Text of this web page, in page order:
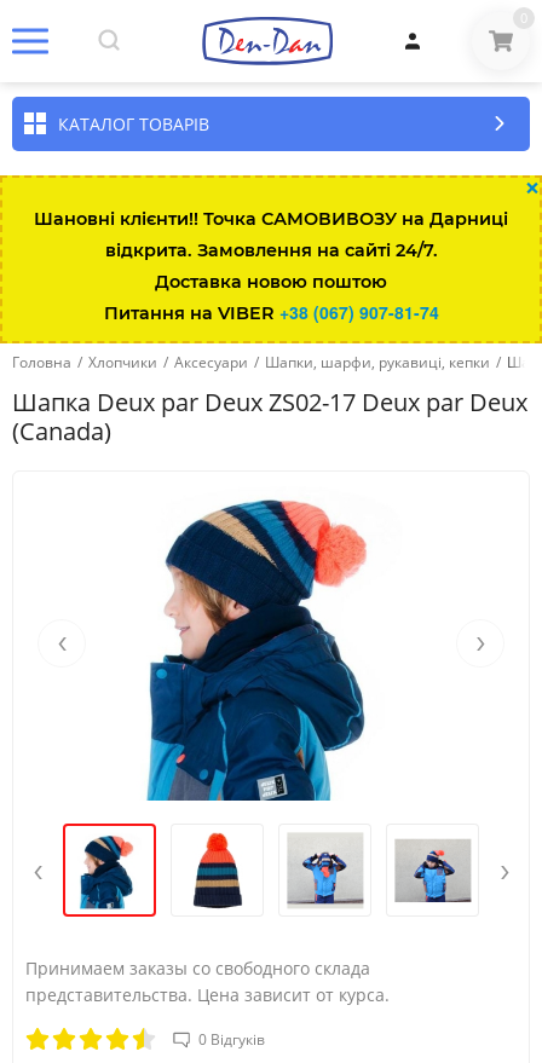
0
КАТАЛОГ ТОВАРІВ
×
Шановні клієнти!! Точка САМОВИВОЗУ на Дарниці
відкрита. Замовлення на сайті 24/7.
Доставка новою поштою
Питання на VIBER +38 (067) 907-81-74
Головна / Хлопчики / Аксесуари / Шапки, шарфи, рукавиці, кепки /
Шапка Deux par Deux ZS02-17 Deux par Deux
(Canada)
‹ ›
‹ ›
Принимаем заказы со свободного склада
представительства. Цена зависит от курса​.
0 Відгуків